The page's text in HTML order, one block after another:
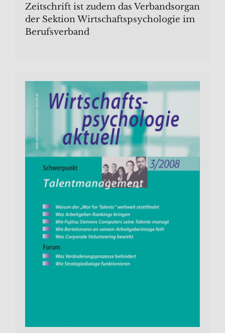
Zeitschrift ist zudem das Verbandsorgan
der Sektion Wirtschaftspsychologie im
Berufsverband